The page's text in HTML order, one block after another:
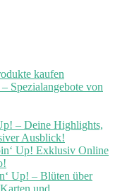
kaufen
Spezialangebote von
– Deine Highlights,
Ausblick!
Up! Exklusiv Online
Up! – Blüten über
und